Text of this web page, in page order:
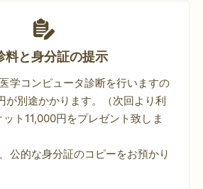
料と身分証の提示
学コンピュータ診断を行いますの
が別途かかります。（次回より利
ト11,000円をプレゼント致しま
公的な身分証のコピーをお預かり